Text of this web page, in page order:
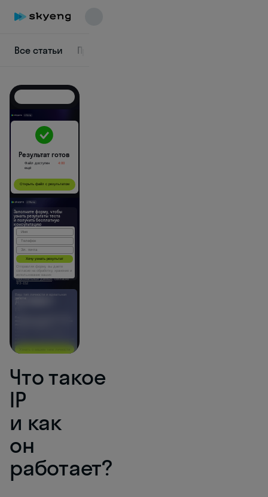
Все статьи Профориентация
Что такое
IP
и как
он
работает?
Skyeng Chat
online